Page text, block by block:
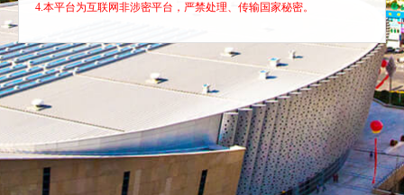
4.本平台为互联网非涉密平台，严禁处理、传输国家秘密。